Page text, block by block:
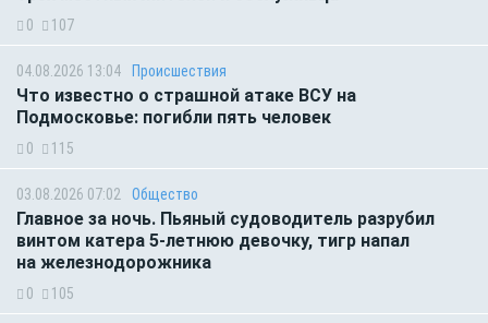
0 107
04.08.2026 13:04 Происшествия
Что известно о страшной атаке ВСУ на
Подмосковье: погибли пять человек
0 115
03.08.2026 07:02 Общество
Главное за ночь. Пьяный судоводитель разрубил
винтом катера 5-летнюю девочку, тигр напал
на железнодорожника
0 105